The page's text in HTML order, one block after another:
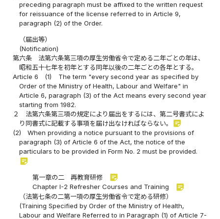
preceding paragraph must be affixed to the written request
for reissuance of the license referred to in Article 9,
paragraph (2) of the Order.
（届出等）
(Notification)
第六条
法第六条第三項の厚生労働省令で定める二年ごとの年は、
昭和五十七年を初年とする同年以後の二年ごとの各年とする。
Article 6
(1)
The term "every second year as specified by
Order of the Ministry of Health, Labour and Welfare" in
Article 6, paragraph (3) of the Act means every second year
starting from 1982.
２
法第六条第三項の規定により届出をするには、第二号書式によ
り同書式に記載する事項を届け出なければならない。 sticky_note_2
(2)
When providing a notice pursuant to the provisions of
paragraph (3) of Article 6 of the Act, the notice of the
particulars to be provided in Form No. 2 must be provided.
sticky_note_2
第一章の二 再教育研修 sticky_note_2
Chapter I-2 Refresher Courses and Training sticky_note_2
（法第七条の二第一項の厚生労働省令で定める研修）
(Training Specified by Order of the Ministry of Health,
Labour and Welfare Referred to in Paragraph (1) of Article 7-